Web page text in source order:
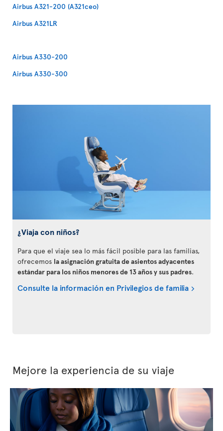
Airbus A321-200 (A321ceo)
Airbus A321LR
Airbus A330-200
Airbus A330-300
¿Viaja con niños?
Para que el viaje sea lo más fácil posible para las familias,
ofrecemos la asignación gratuita de asientos adyacentes
estándar para los niños menores de 13 años y sus padres.
Consulte la información en Privilegios de familia
Mejore la experiencia de su viaje